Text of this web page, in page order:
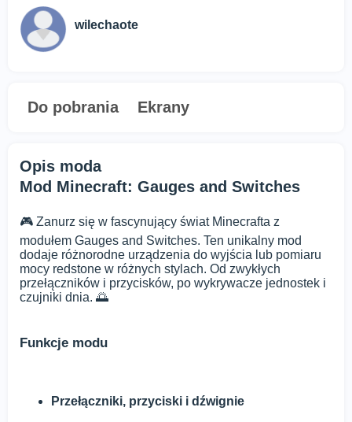
wilechaote
Do pobrania Ekrany
Opis moda
Mod Minecraft: Gauges and Switches
🎮 Zanurz się w fascynujący świat Minecrafta z
modułem Gauges and Switches. Ten unikalny mod
dodaje różnorodne urządzenia do wyjścia lub pomiaru
mocy redstone w różnych stylach. Od zwykłych
przełączników i przycisków, po wykrywacze jednostek i
czujniki dnia. 🌅
Funkcje modu
Przełączniki, przyciski i dźwignie